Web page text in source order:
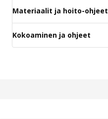
Materiaalit ja hoito-ohjeet
Kokoaminen ja ohjeet